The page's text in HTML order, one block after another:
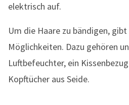
elektrisch auf.
Um die Haare zu bändigen,
Möglichkeiten. Dazu gehören
Luftbefeuchter, ein
Kopftücher aus Seide.